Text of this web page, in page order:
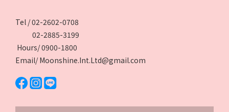
Tel / 02-2602-0708
02-2885-3199
Hours/ 0900-1800
Email/ Moonshine.Int.Ltd@gmail.com